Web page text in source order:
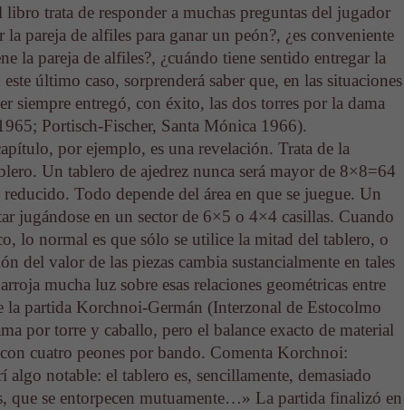
trata de responder a muchas preguntas del jugador
la pareja de alfiles para ganar un peón?, ¿es conveniente
la pareja de alfiles?, ¿cuándo tiene sentido entregar la
último caso, sorprenderá saber que, en las situaciones
siempre entregó, con éxito, las dos torres por la dama
Portisch-Fischer, Santa Mónica 1966).
por ejemplo, es una revelación. Trata de la
Un tablero de ajedrez nunca será mayor de 8×8=64
reducido. Todo depende del área en que se juegue. Un
jugándose en un sector de 6×5 o 4×4 casillas. Cuando
lo normal es que sólo se utilice la mitad del tablero, o
del valor de las piezas cambia sustancialmente en tales
mucha luz sobre esas relaciones geométricas entre
la partida Korchnoi-Germán (Interzonal de Estocolmo
por torre y caballo, pero el balance exacto de material
cuatro peones por bando. Comenta Korchnoi:
algo notable: el tablero es, sencillamente, demasiado
que se entorpecen mutuamente…» La partida finalizó en